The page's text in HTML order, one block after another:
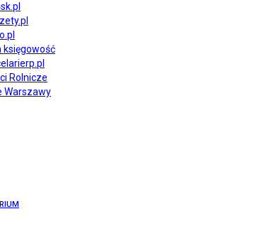
księgowość
Rolnicze
Warszawy